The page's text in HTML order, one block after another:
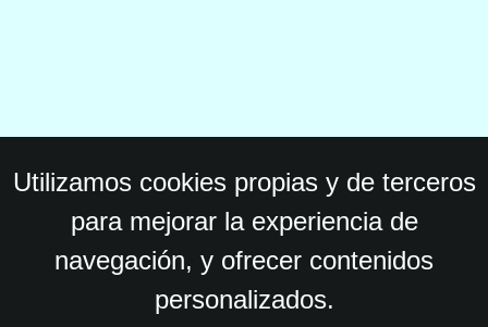
Utilizamos cookies propias y de terceros
para mejorar la experiencia de
navegación, y ofrecer contenidos
personalizados.